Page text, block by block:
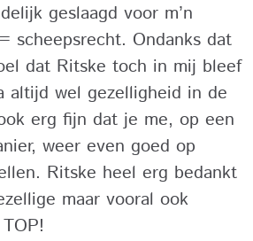
geslaagd voor m’n
scheepsrecht. Ondanks dat
dat Ritske toch in mij bleef
altijd wel gezelligheid in de
erg fijn dat je me, op een
weer even goed op
Ritske heel erg bedankt
maar vooral ook